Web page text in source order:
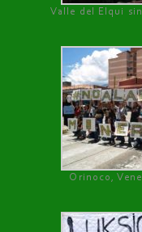
Valle del Elqui
Orinoco,